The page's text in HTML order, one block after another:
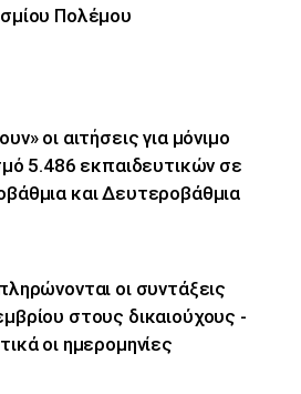
Πολέμου
οι αιτήσεις για μόνιμο
5.486 εκπαιδευτικών σε
και Δευτεροβάθμια
οι συντάξεις
στους δικαιούχους -
οι ημερομηνίες